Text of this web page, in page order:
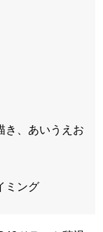
き、あいうえお
ミング